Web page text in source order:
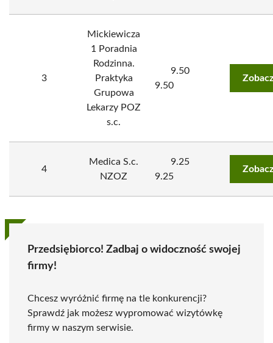
3
Mickiewicza
1 Poradnia
Rodzinna.
Praktyka
Grupowa
Lekarzy POZ
s.c.
9.50
9.50
4
Medica S.c.
NZOZ
9.25
9.25
Przedsiębiorco! Zadbaj o widoczność swojej
firmy!
Chcesz wyróżnić firmę na tle konkurencji?
Sprawdź jak możesz wypromować wizytówkę
firmy w naszym serwisie.